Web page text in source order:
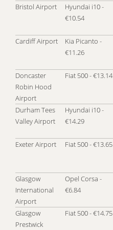
Bristol Airport
Hyundai i10 -
€10.54
Cardiff Airport
Kia Picanto -
€11.26
Doncaster
Robin Hood
Airport
Fiat 500 - €13.14
Durham Tees
Valley Airport
Hyundai i10 -
€14.29
Exeter Airport
Fiat 500 - €13.65
Glasgow
International
Airport
Opel Corsa -
€6.84
Glasgow
Prestwick
Fiat 500 - €14.75